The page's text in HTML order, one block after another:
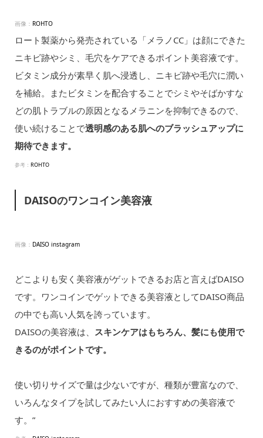
画像： ROHTO
ロート製薬から発売されている「メラノCC」は顔にできた
ニキビ跡やシミ、毛穴をケアできるポイント美容液です。
ビタミン成分が素早く肌へ浸透し、ニキビ跡や毛穴に潤い
を補給。またビタミンを配合することでシミやそばかすな
どの肌トラブルの原因となるメラニンを抑制できるので、
使い続けることで透明感のある肌へのブラッシュアップに
期待できます。
参考： ROHTO
DAISOのワンコイン美容液
画像： DAISO instagram
どこよりも安く美容液がゲットできるお店と言えばDAISO
です。ワンコインでゲットできる美容液としてDAISO商品
の中でも高い人気を誇っています。
DAISOの美容液は、
スキンケアはもちろん、髪にも使用で
きるのがポイントです。
使い切りサイズで量は少ないですが、種類が豊富なので、
いろんなタイプを試してみたい人におすすめの美容液で
す。”